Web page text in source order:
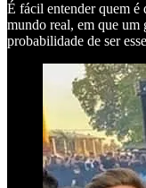
É fácil entender quem é
mundo real, em que um
probabilidade de ser